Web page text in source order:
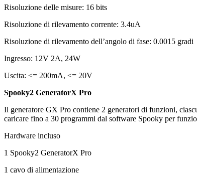
Risoluzione delle misure: 16 bits
Risoluzione di rilevamento corrente: 3.4uA
Risoluzione di rilevamento dell’angolo di fase: 0.0015 gradi
Ingresso: 12V 2A, 24W
Uscita: <= 200mA, <= 20V
Spooky2 GeneratorX Pro
Il generatore GX Pro contiene 2 generatori di funzioni,
caricare fino a 30 programmi dal software Spooky per
Hardware incluso
1 Spooky2 GeneratorX Pro
1 cavo di alimentazione